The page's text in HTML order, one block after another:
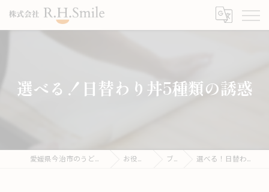
選べる！日替わり丼5種類の誘惑
愛媛県今治市のうどんならこがね製麺所 お役立ち情報 ブログ 選べる！日替わり丼5種類の誘惑